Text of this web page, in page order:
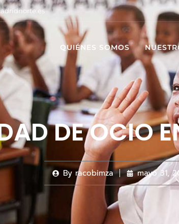
QUIÉNES SOMOS
DE OCIO
Byracobimza mayo 31,